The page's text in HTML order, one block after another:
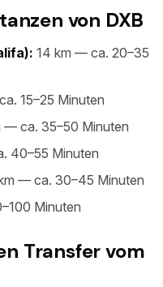
von DXB
14 km — ca. 20–35
15–25 Minuten
— ca. 35–50 Minuten
40–55 Minuten
— ca. 30–45 Minuten
Minuten
Transfer vom